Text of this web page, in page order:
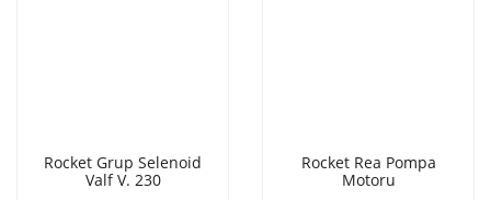
Rocket Grup Selenoid
Valf V. 230
Rocket Rea Pompa
Motoru